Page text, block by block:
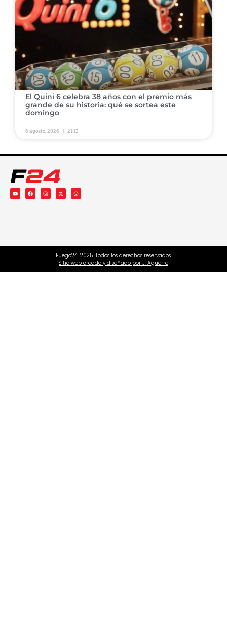
El Quini 6 celebra 38 años con el premio más
grande de su historia: qué se sortea este
domingo
6 agosto, 2026 21:12
Fuego24. 2025. Todos los derechos reservados.
Sitio web creado y diseñado por J. Aguerre